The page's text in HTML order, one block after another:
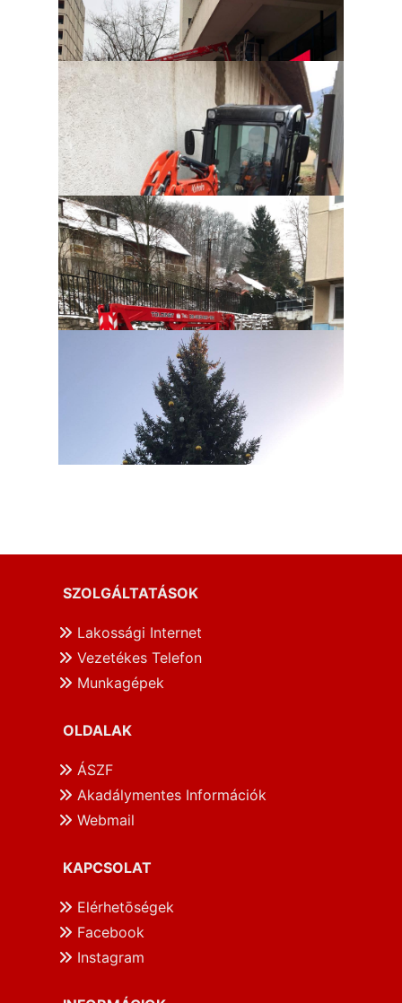
SZOLGÁLTATÁSOK
Lakossági Internet
Vezetékes Telefon
Munkagépek
OLDALAK
ÁSZF
Akadálymentes Információk
Webmail
KAPCSOLAT
Elérhetōségek
Facebook
Instagram